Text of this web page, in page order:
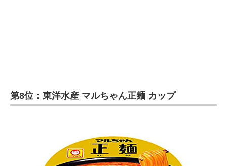
第8位：東洋水産 マルちゃん正麺 カップ